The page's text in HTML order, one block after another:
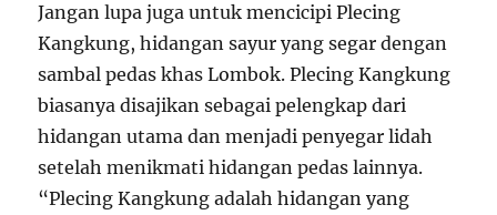
Jangan lupa juga untuk mencicipi Plecing
Kangkung, hidangan sayur yang segar dengan
sambal pedas khas Lombok. Plecing Kangkung
biasanya disajikan sebagai pelengkap dari
hidangan utama dan menjadi penyegar lidah
setelah menikmati hidangan pedas lainnya.
“Plecing Kangkung adalah hidangan yang